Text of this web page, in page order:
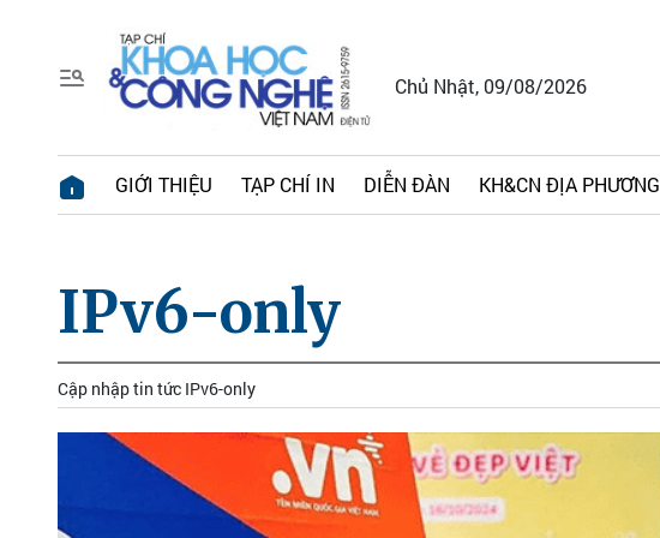
Chủ Nhật, 09/08/2026
GIỚI THIỆU TẠP CHÍ IN DIỄN ĐÀN KH&CN ĐỊA PHƯƠNG
IPv6-only
Cập nhập tin tức IPv6-only